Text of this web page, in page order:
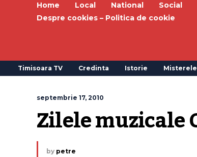
Home Local National Social
Despre cookies – Politica de cookie
Timisoara TV Credinta Istorie
septembrie 17, 2010
Zilele muzicale
by petre